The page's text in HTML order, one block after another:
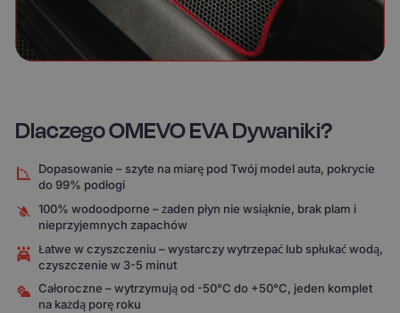
Dlaczego OMEVO EVA Dywaniki?
Dopasowanie – szyte na miarę pod Twój model auta, pokrycie
do 99% podłogi
100% wodoodporne – żaden płyn nie wsiąknie, brak plam i
nieprzyjemnych zapachów
Łatwe w czyszczeniu – wystarczy wytrzepać lub spłukać wodą,
czyszczenie w 3-5 minut
Całoroczne – wytrzymują od -50°C do +50°C, jeden komplet
na każdą porę roku